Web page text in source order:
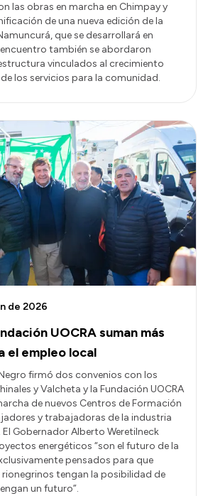
las obras en marcha en Chimpay y
de una nueva edición de la
que se desarrollará en
también se abordaron
vinculados al crecimiento
los servicios para la comunidad.
UOCRA suman más
el empleo local
de 2026
firmó dos convenios con los
y Valcheta y la Fundación UOCRA
de nuevos Centros de Formación
y trabajadoras de la industria
Gobernador Alberto Weretilneck
energéticos “son el futuro de la
pensados para que
tengan la posibilidad de
un futuro”.